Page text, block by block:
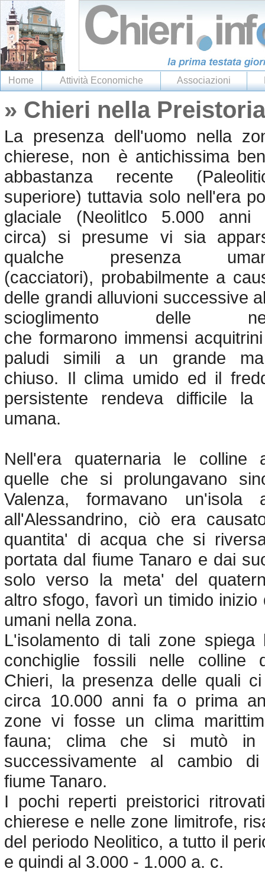
Home Attività Economiche Associazioni
» Chieri nella
La presenza dell'uomo nella
chierese, non è antichissima
abbastanza recente
superiore) tuttavia solo nell'era
glaciale (Neolitlco 5.000 anni
circa) si presume vi sia
qualche presenza
(cacciatori), probabilmente a
delle grandi alluvioni successive
scioglimento delle
che formarono immensi
paludi simili a un grande
chiuso. Il clima umido ed il
persistente rendeva difficile la
umana.
Nell'era quaternaria le col­line
quelle che si prolungavano
Valenza, formavano un'isola
all'Alessandrino, ciò era
quantita' di acqua che si
portata dal fiume Tanaro e dai
solo verso la meta' del
altro sfogo, favorì un timido inizio
umani nella zona.
L'isolamento di tali zone spiega
conchiglie fossili nelle colline
Chieri, la presenza delle quali
circa 10.000 anni fa o prima
zone vi fosse un clima
fauna; clima che si mutò in
successivamente al cambio
fiume Tanaro.
I pochi reperti preistorici
chierese e nelle zone limitrofe,
del periodo Neolitico, a tutto il
e quindi al 3.000 - 1.000 a. c.